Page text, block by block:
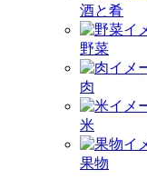
酒と肴
野菜
肉
米
果物